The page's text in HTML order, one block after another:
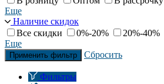
Еще
Наличие скидок
Все скидки
0%-20% 20%-40%
Еще
Применить фильтр Сбросить
Фильтры